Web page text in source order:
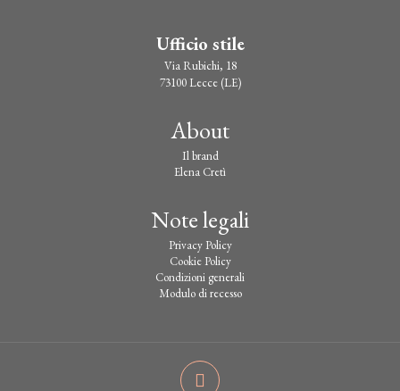
Ufficio stile
Via Rubichi, 18
73100 Lecce (LE)
About
Il brand
Elena Cretì
Note legali
Privacy Policy
Cookie Policy
Condizioni generali
Modulo di recesso